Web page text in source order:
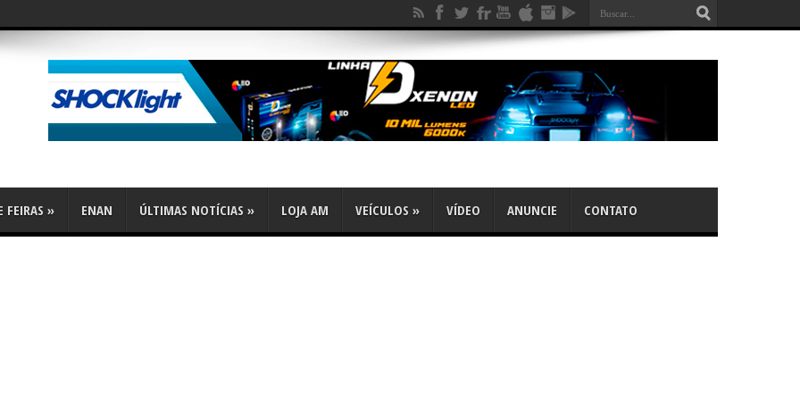
FEIRAS » ENAN ÚLTIMAS NOTÍCIAS » LOJA AM VEÍCULOS » VÍDEO ANUNCIE CONTATO